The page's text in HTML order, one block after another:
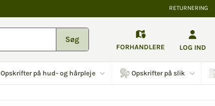
RETURNERING
Søg
FORHANDLERE LOG IND
Opskrifter på hud- og hårpleje Opskrifter på slik